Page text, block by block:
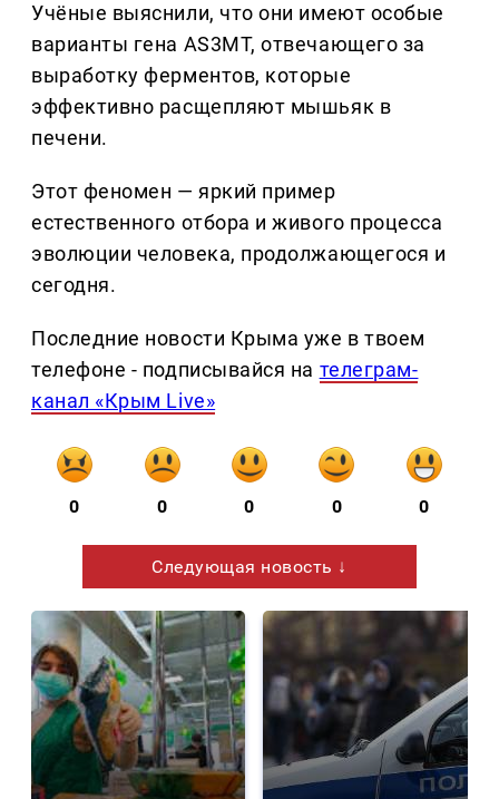
Учёные выяснили, что они имеют особые
варианты гена AS3MT, отвечающего за
выработку ферментов, которые
эффективно расщепляют мышьяк в
печени.
Этот феномен — яркий пример
естественного отбора и живого процесса
эволюции человека, продолжающегося и
сегодня.
Последние новости Крыма уже в твоем
телефоне - подписывайся на телеграм-
канал «Крым Live»
0 0 0 0 0
Следующая новость ↓